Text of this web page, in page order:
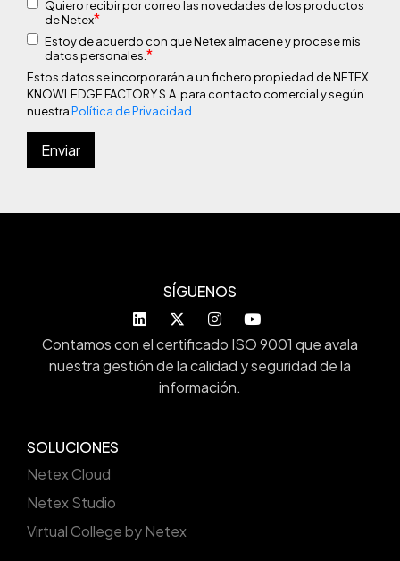
Quiero recibir por correo las novedades de los productos
de Netex*
Estoy de acuerdo con que Netex almacene y procese mis
datos personales. *
Estos datos se incorporarán a un fichero propiedad de NETEX
KNOWLEDGE FACTORY S.A. para contacto comercial y según
nuestraPolítica de Privacidad
SOLUCIONES
Netex Cloud
Netex Studio
Virtual College by Netex
SÍGUENOS
Contamos con el certificado ISO 9001 que avala
nuestra gestión de la calidad y seguridad de la
información.